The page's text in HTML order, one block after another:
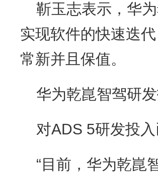
靳玉志表示，华
实现软件的快速迭
常新并且保值。
华为乾崑智驾研
对ADS 5研发投
“目前，华为乾崑